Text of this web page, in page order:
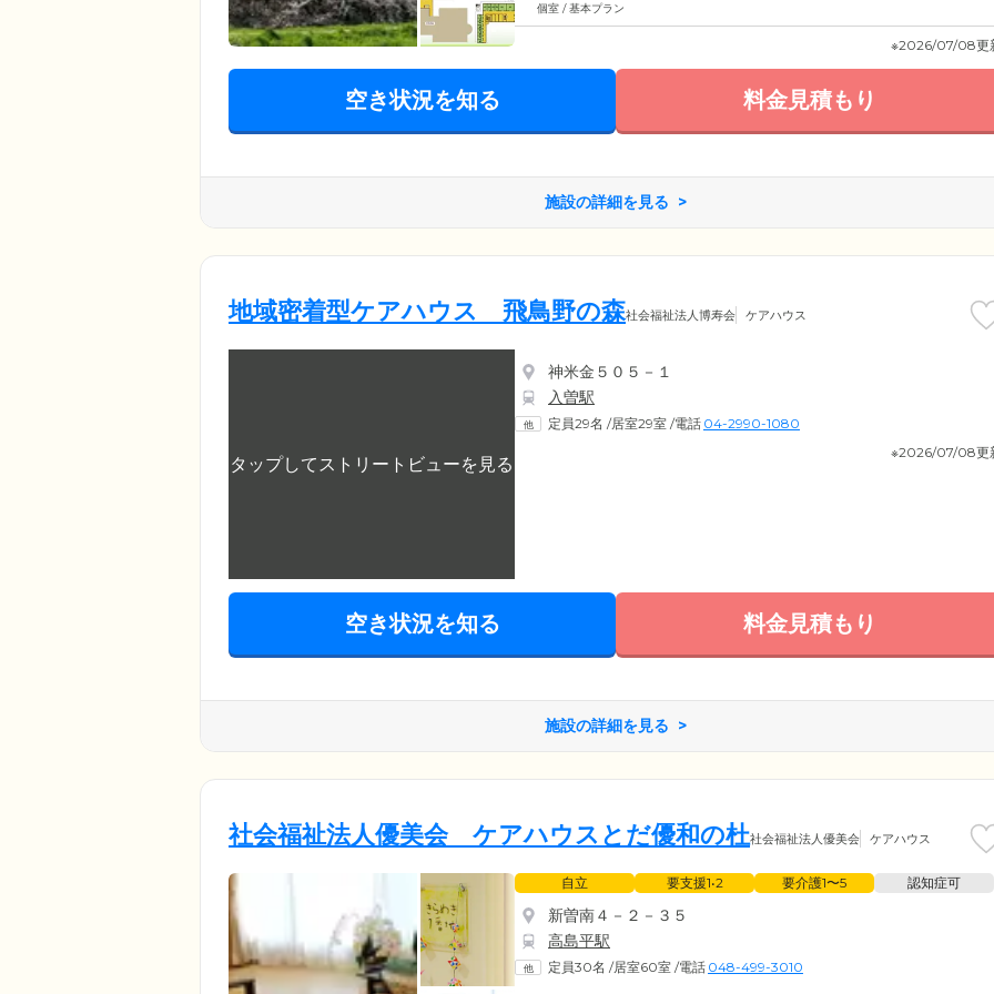
個室 / 基本プラン
※2026/07/08更
空き状況を知る 料金見積もり
施設の詳細を見る
地域密着型ケアハウス 飛鳥野の森社会福祉法人博寿会 ケアハウス
神米金５０５－１
入曽駅
定員29名 /居室29室 /電話 04-2990-1080
※2026/07/08更
空き状況を知る 料金見積もり
施設の詳細を見る
社会福祉法人優美会 ケアハウスとだ優和の杜社会福祉法人優美会 ケアハウス
自立 要支援1•2 要介護1〜5 認知症可
新曽南４－２－３５
高島平駅
定員30名 /居室60室 /電話 048-499-3010